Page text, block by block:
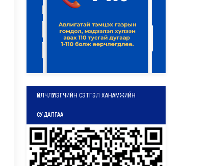
ҮЙЛЧЛҮҮЛЭГЧИЙН СЭТГЭЛ ХАНАМЖИЙН
СУДАЛГАА